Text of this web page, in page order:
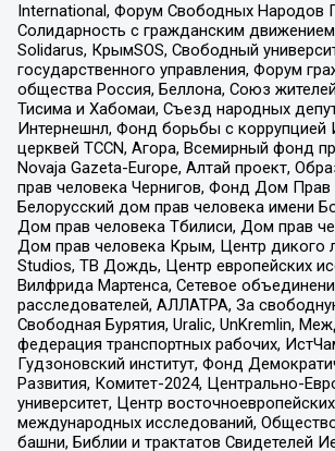
International, Форум Свободных Народов
Солидарность с гражданским
Solidarus, КрымSOS, Свободный
государственного управления, Форум
общества Россия, Беллона, Союз
Тисима и Хабомаи, Съезд народных
Интернешнл, Фонд борьбы с коррупцией
церквей TCCN, Агора, Всемирный фонд
Novaja Gazeta-Europe, Алтай проект,
прав человека Чернигов, Фонд Дом Прав
Белорусский дом прав человека имени
Дом прав человека Тбилиси, Дом прав
Дом прав человека Крым, Центр дикого
Studios, ТВ Дождь, Центр европейских
Вилфрида Мартенса, Сетевое
расследователей, АЛЛАТРА, За
Свободная Бурятия, Uralic, UnKremlin,
федерация транспортных рабочих,
Гудзоновский институт, Фонд
Развития, Комитет-2024, Центрально-
университет, Центр
международных исследований,
башни, Библии и трактатов Свидетелей